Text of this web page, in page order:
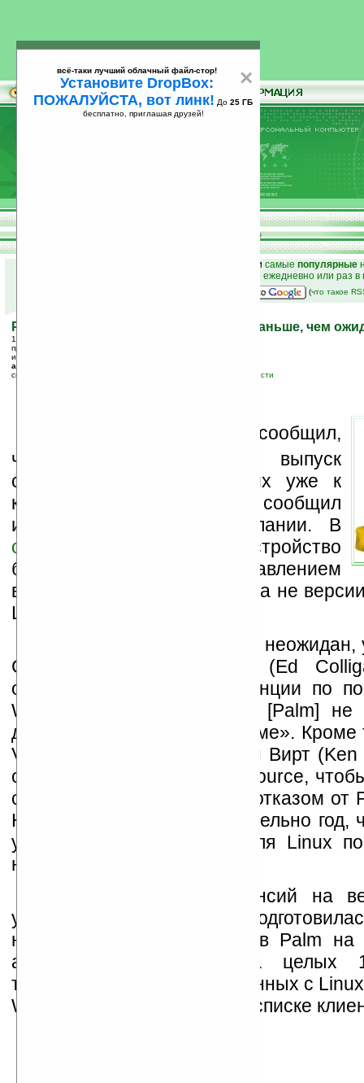
25
и самые популярные
на email ежедневно или раз
(что такое
Palm выпустит смартфоны на Linux раньше, чем
10.10.2005 14:56
просмотров: сегодня 3, всего 2038
источник:
автор новости:
связанные темы:
корпоративные новости
сообщил,
что Palm может начать выпуск
смартфонов на базе Linux уже к
концу этого года. Это сообщил
источник, близкий к компании. В
статье
написано, что устройство
будет работать под управлением
версии Linux от Wind River, а не
Linux от PalmSource.
Этот шаг, конечно, очень
CEO Palm, Эд Коллиган (Ed
отметил на пресс-конференции по
Windows Mobile, что «Мы [Palm] не
другой операционной системе». Кроме
VP Palm по маркетингу, Кен Вирт
сказал — «Мы ждем PalmSource,
среду Palm на Linux перед отказом от
Нам потребуется приблизительно год,
устройство на Palm OS для Linux
новая ОС будет готова».
Открытые списки вакансий на
указывают, что компания
нового поколения устройств Palm
августе, компания имела целых
технических позиций, связанных с
Wind River Palm значится в списке
×
всё-таки лучший облачный файл-стор!
Установите DropBox:
ПОЖАЛУЙСТА, вот линк! До 25 ГБ
бесплатно, приглашая друзей!